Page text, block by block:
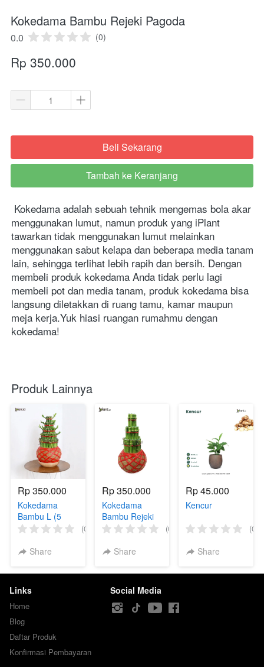
Kokedama Bambu Rejeki Pagoda
0.0 (0)
Rp 350.000
`Beli Sekarang
`
Tambah ke Keranjang
Kokedama adalah sebuah tehnik mengemas bola akar
menggunakan lumut, namun produk yang iPlant
tawarkan tidak menggunakan lumut melainkan
menggunakan sabut kelapa dan beberapa media tanam
lain, sehingga terlihat lebih rapih dan bersih. Dengan
membeli produk kokedama Anda tidak perlu lagi
membeli pot dan media tanam, produk kokedama bisa
langsung diletakkan di ruang tamu, kamar maupun
meja kerja.Yuk hiasi ruangan rumahmu dengan
kokedama!
Produk Lainnya
Rp 350.000
Kokedama
Bambu L (5
Tingkat)
(0)
Share
Rp 350.000
Kokedama
Bambu Rejeki
Pagoda
(0)
Share
Rp 45.000
Kencur
(0)
Share
Links
Home
Blog
Daftar Produk
Konfirmasi Pembayaran
Social Media